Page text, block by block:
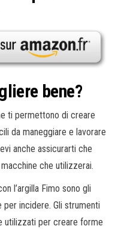
bene?
ti permettono di creare
da maneggiare e lavorare
anche assicurarti che
che utilizzerai.
l’argilla Fimo sono gli
incidere. Gli strumenti
utilizzati per creare forme